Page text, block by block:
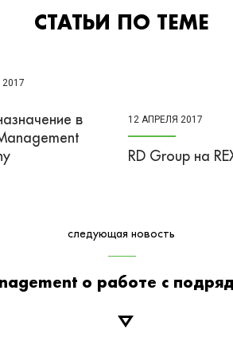
СТАТЬИ ПО ТЕМЕ
в
12 АПРЕЛЯ 2017
RD Group на
следующая новость
о работе с